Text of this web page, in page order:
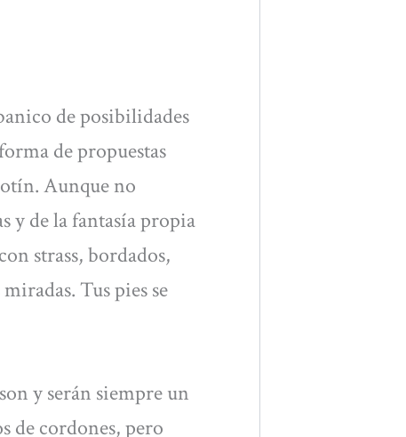
de posibilidades
de propuestas
Aunque no
y de la fantasía propia
strass, bordados,
Tus pies se
y serán siempre un
de cordones, pero